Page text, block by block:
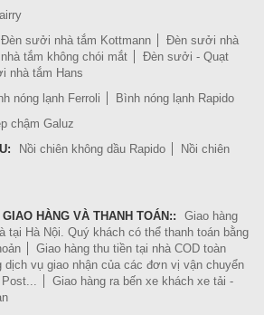
Đèn sưởi nhà tắm Kottmann
Đèn sưởi nhà
tắm không chói mắt
Đèn sưởi - Quạt
nhà tắm Hans
nóng lạnh Ferroli
Bình nóng lạnh Rapido
chậm Galuz
Nồi chiên không dầu Rapido
Nồi chiên
HÀNG VÀ THANH TOÁN::
Giao hàng
tại Hà Nội. Quý khách có thể thanh toán bằng
Giao hàng thu tiền tại nhà COD toàn
dịch vụ giao nhận của các đơn vị vận chuyển
Giao hàng ra bến xe khách xe tải -